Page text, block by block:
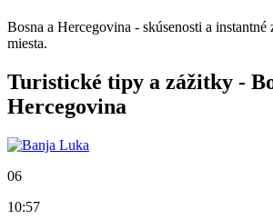
Bosna a Hercegovina - skúsenosti a
miesta.
Turistické tipy a zážitky -
Hercegovina
06
10:57